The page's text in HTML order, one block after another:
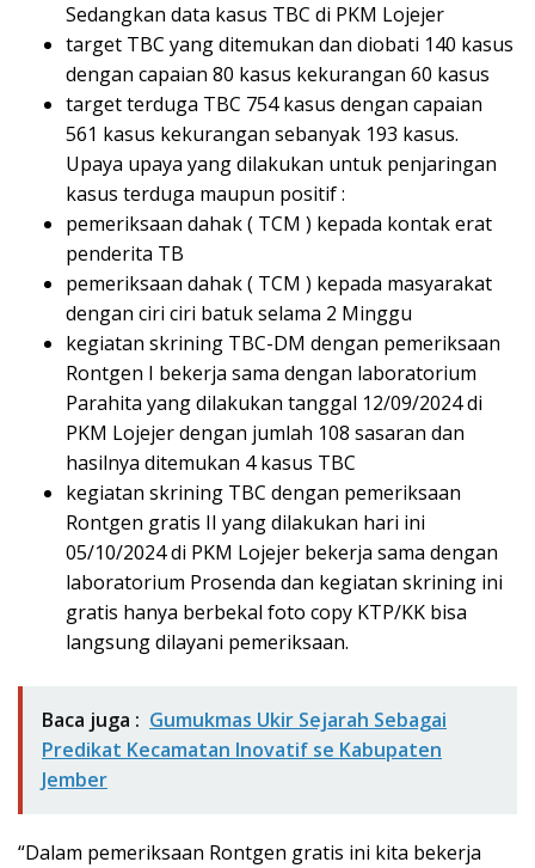
Sedangkan data kasus TBC di PKM Lojejer
target TBC yang ditemukan dan diobati 140 kasus
dengan capaian 80 kasus kekurangan 60 kasus
target terduga TBC 754 kasus dengan capaian
561 kasus kekurangan sebanyak 193 kasus.
Upaya upaya yang dilakukan untuk penjaringan
kasus terduga maupun positif :
pemeriksaan dahak ( TCM ) kepada kontak erat
penderita TB
pemeriksaan dahak ( TCM ) kepada masyarakat
dengan ciri ciri batuk selama 2 Minggu
kegiatan skrining TBC-DM dengan pemeriksaan
Rontgen I bekerja sama dengan laboratorium
Parahita yang dilakukan tanggal 12/09/2024 di
PKM Lojejer dengan jumlah 108 sasaran dan
hasilnya ditemukan 4 kasus TBC
kegiatan skrining TBC dengan pemeriksaan
Rontgen gratis II yang dilakukan hari ini
05/10/2024 di PKM Lojejer bekerja sama dengan
laboratorium Prosenda dan kegiatan skrining ini
gratis hanya berbekal foto copy KTP/KK bisa
langsung dilayani pemeriksaan.
Baca juga : Gumukmas Ukir Sejarah Sebagai
Predikat Kecamatan Inovatif se Kabupaten
Jember
“Dalam pemeriksaan Rontgen gratis ini kita bekerja